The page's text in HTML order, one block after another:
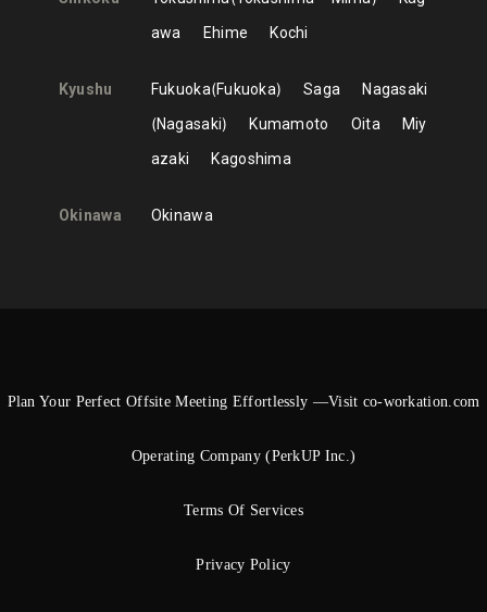
awa
Ehime Kochi
Kyushu Fukuoka Fukuoka Saga
Nagasaki
Nagasaki
Kumamoto Oita
Miy
azaki
Kagoshima
Okinawa Okinawa
Plan Your Perfect Offsite Meeting Effortlessly —Visit co-workation.com
Operating Company (PerkUP Inc.)
Terms Of Services
Privacy Policy